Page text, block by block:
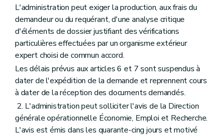
L'administration peut exiger la production, aux frais du
demandeur ou du requérant, d'une analyse critique
d'éléments de dossier justifiant des vérifications
particulières effectuées par un organisme extérieur
expert choisi de commun accord.
Les délais prévus aux articles 6 et 7 sont suspendus à
dater de l'expédition de la demande et reprennent cours
à dater de la réception des documents demandés.
2. L'administration peut solliciter l'avis de la Direction
générale opérationnelle Économie, Emploi et Recherche.
L'avis est émis dans les quarante-cing jours et motivé